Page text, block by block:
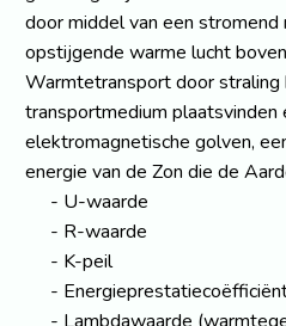
door middel van een
opstijgende warme lucht
Warmtetransport door straling
transportmedium plaatsvinden
elektromagnetische golven,
energie van de Zon die de
U-waarde
R-waarde
K-peil